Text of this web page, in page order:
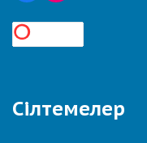
Сілтемелер